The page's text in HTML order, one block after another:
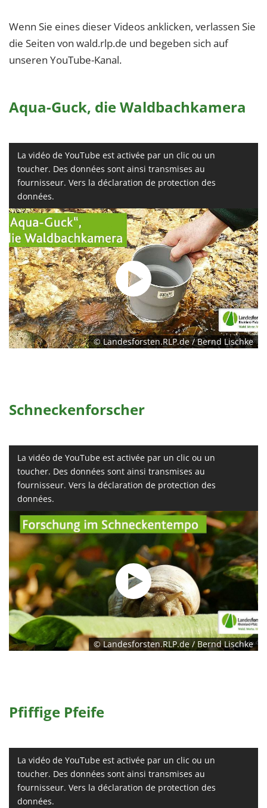
Wenn Sie eines dieser Videos anklicken, verlassen Sie
die Seiten von wald.rlp.de und begeben sich auf
unseren YouTube-Kanal.
Aqua-Guck, die Waldbachkamera
La vidéo de YouTube est activée par un clic ou un
toucher. Des données sont ainsi transmises au
fournisseur. Vers la déclaration de protection des
données.
© Landesforsten.RLP.de / Bernd Lischke
Schneckenforscher
La vidéo de YouTube est activée par un clic ou un
toucher. Des données sont ainsi transmises au
fournisseur. Vers la déclaration de protection des
données.
© Landesforsten.RLP.de / Bernd Lischke
Pfiffige Pfeife
La vidéo de YouTube est activée par un clic ou un
toucher. Des données sont ainsi transmises au
fournisseur. Vers la déclaration de protection des
données.